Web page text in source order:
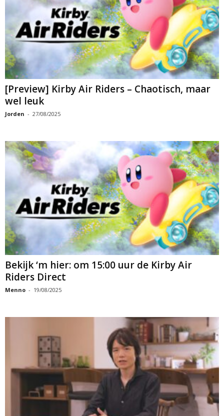
[Preview] Kirby Air Riders – Chaotisch, maar
wel leuk
Jorden - 27/08/2025
Bekijk ‘m hier: om 15:00 uur de Kirby Air
Riders Direct
Menno - 19/08/2025